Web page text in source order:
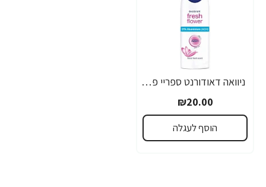
ניוואה דאודורנט ספריי פרש פלוואר ללא אלומיניום לאשה 150 מ''ל - מבית NIVEA
₪20.00
הוסף לעגלה